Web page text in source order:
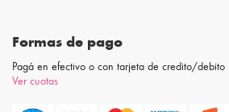
Formas de pago
Pagá en efectivo o con tarjeta de credito/debito
Ver cuotas